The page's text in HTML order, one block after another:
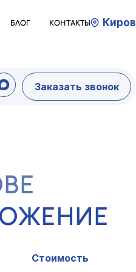
БЛОГ КОНТАКТЫ Киров
Заказать звонок
Стоимость